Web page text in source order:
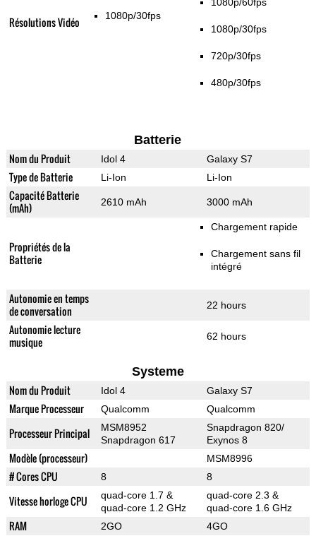
Résolutions Vidéo 1080p/30fps
1080p/30fps
720p/30fps
480p/30fps
Batterie
Nom du Produit Idol 4 Galaxy S7
Type de Batterie Li-Ion Li-Ion
Capacité Batterie
(mAh)
2610 mAh 3000 mAh
Propriétés de la
Batterie
Chargement rapide
Chargement sans fil
intégré
Autonomie en temps
de conversation
22 hours
Autonomie lecture
musique
62 hours
Systeme
Nom du Produit Idol 4 Galaxy S7
Marque Processeur Qualcomm Qualcomm
Processeur Principal
MSM8952
Snapdragon 617
Snapdragon 820/
Exynos 8
Modèle (processeur) MSM8996
# Cores CPU 8 8
Vitesse horloge CPU
quad-core 1.7 &
quad-core 1.2 GHz
quad-core 2.3 &
quad-core 1.6 GHz
RAM 2GO 4GO